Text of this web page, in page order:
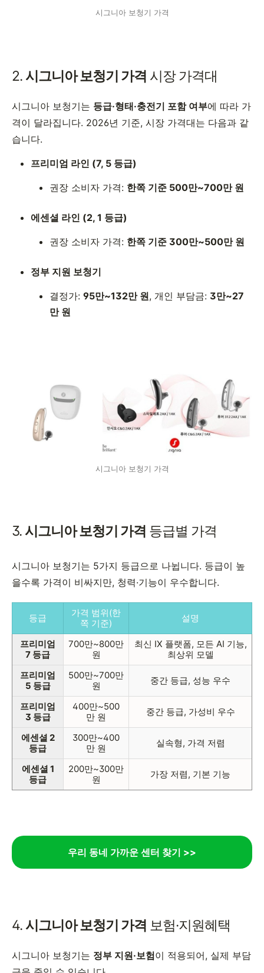
시그니아 보청기 가격
2.시그니아 보청기 가격 시장 가격대
시그니아 보청기는 등급·형태·충전기 포함 여부에 따라 가
격이 달라집니다. 2026년 기준, 시장 가격대는 다음과 같
습니다.
프리미엄 라인 (7, 5 등급)
권장 소비자 가격: 한쪽 기준 500만~700만 원
에센셜 라인 (2, 1 등급)
권장 소비자 가격: 한쪽 기준 300만~500만 원
정부 지원 보청기
결정가: 95만~132만 원, 개인 부담금: 3만~27
만 원
시그니아 보청기 가격
3.시그니아 보청기 가격 등급별 가격
시그니아 보청기는 5가지 등급으로 나뉩니다. 등급이 높
을수록 가격이 비싸지만, 청력·기능이 우수합니다.
등급
가격 범위(한
쪽 기준)
설명
프리미엄
7 등급
700만~800만
원
최신 IX 플랫폼, 모든 AI 기능,
최상위 모델
프리미엄
5 등급
500만~700만
원
중간 등급, 성능 우수
프리미엄
3 등급
400만~500
만 원
중간 등급, 가성비 우수
에센셜 2
등급
300만~400
만 원
실속형, 가격 저렴
에센셜 1
등급
200만~300만
원
가장 저렴, 기본 기능
우리 동네 가까운 센터 찾기 >>
4.시그니아 보청기 가격 보험·지원혜택
시그니아 보청기는 정부 지원·보험이 적용되어, 실제 부담